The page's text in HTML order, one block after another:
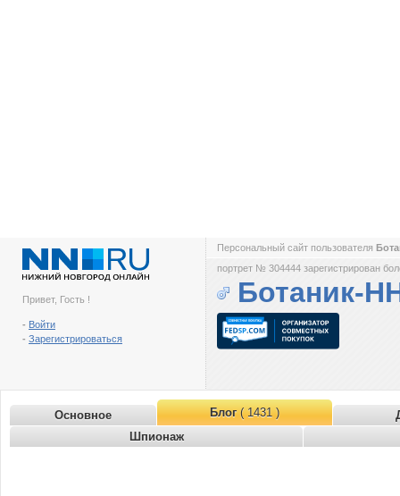
Привет, Гость !
- Войти
- Зарегистрироваться
Персональный сайт пользователя
портрет № 304444 зарегистрирован
Ботаник-
Основное Блог( 1431 )
Шпионаж